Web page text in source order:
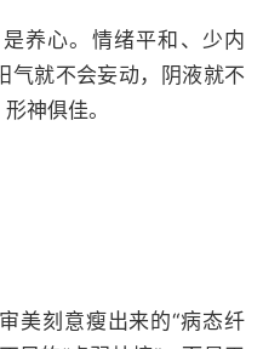
养心。情绪平和、少内
气就不会妄动，阴液就不
神俱佳。
美刻意瘦出来的“病态纤